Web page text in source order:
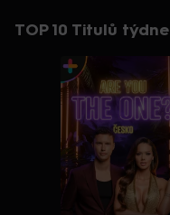
TOP 10 Titulů týdne